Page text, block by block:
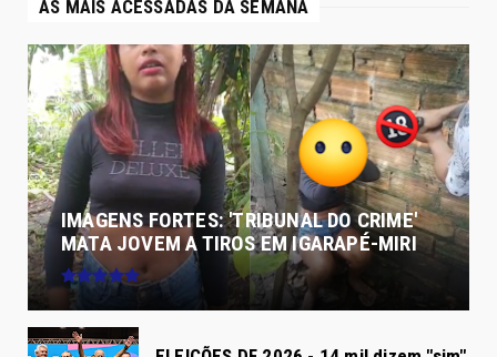
AS MAIS ACESSADAS DA SEMANA
IMAGENS FORTES: 'TRIBUNAL DO CRIME'
MATA JOVEM A TIROS EM IGARAPÉ-MIRI